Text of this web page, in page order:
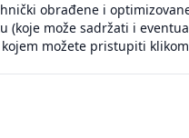
obrađene i
može sadržati i
kojem možete pristupiti